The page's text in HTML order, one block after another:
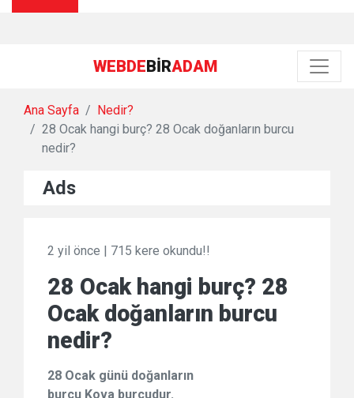
WEBDEBIRADAM
Ana Sayfa
Nedir?
28 Ocak hangi burç? 28 Ocak doğanların burcu
nedir?
Ads
2 yil önce | 715 kere okundu!!
28 Ocak hangi burç? 28
Ocak doğanların burcu
nedir?
28 Ocak günü doğanların
burcu Kova burcudur.